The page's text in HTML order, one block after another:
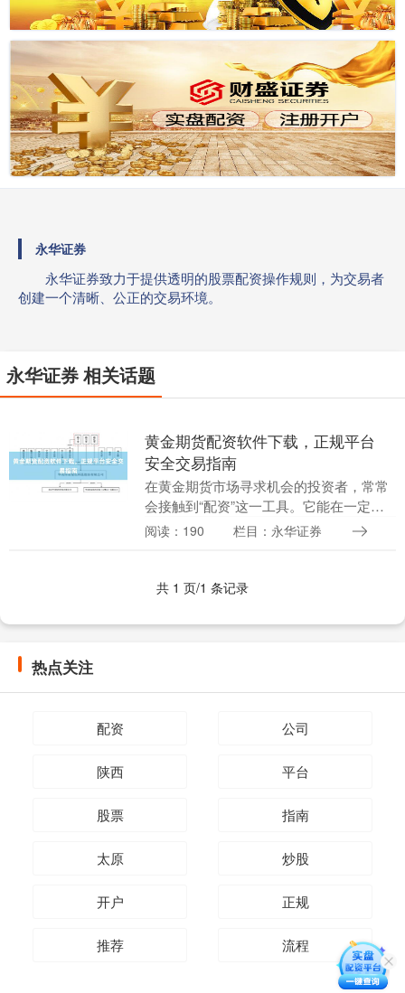
永华证券
永华证券致力于提供透明的股票配资操作规则，为交易者
创建一个清晰、公正的交易环境。
永华证券 相关话题
黄金期货配资软件下载，正规平台
安全交易指南
在黄金期货市场寻求机会的投资者，常常
会接触到“配资”这一工具。它能在一定程
度上放大交易资金，但也显著增加了风
阅读：190 栏目：永华证券
共 1 页/1 条记录
热点关注
配资 公司
陕西 平台
股票 指南
太原 炒股
开户 正规
推荐 流程